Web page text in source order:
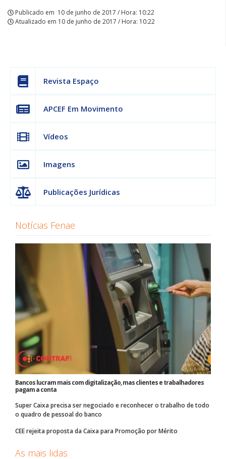
Publicado em 10 de junho de 2017 / Hora: 10:22
Atualizado em 10 de junho de 2017 / Hora: 10:22
Revista Espaço
APCEF Em Movimento
Vídeos
Imagens
Publicações Jurídicas
Notícias Fenae
Bancos lucram mais com digitalização, mas clientes e trabalhadores
pagam a conta
Super Caixa precisa ser negociado e reconhecer o trabalho de todo
o quadro de pessoal do banco
CEE rejeita proposta da Caixa para Promoção por Mérito
As mais lidas